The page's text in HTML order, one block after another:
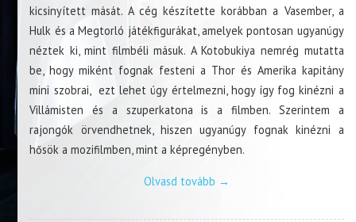
kicsinyített mását. A cég készítette korábban a Vasember, a
Hulk és a Megtorló játékfigurákat, amelyek pontosan ugyanúgy
néztek ki, mint filmbéli másuk. A Kotobukiya nemrég mutatta
be, hogy miként fognak festeni a Thor és Amerika kapitány
mini szobrai, ezt lehet úgy értelmezni, hogy így fog kinézni a
Villámisten és a szuperkatona is a filmben. Szerintem a
rajongók örvendhetnek, hiszen ugyanúgy fognak kinézni a
hősök a mozifilmben, mint a képregényben.
Olvasd tovább →